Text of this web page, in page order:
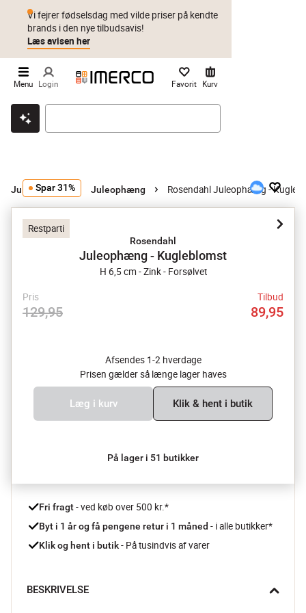
Klik & hent Byt i 1 år Prismatch
Vi fejrer fødselsdag med vilde priser på kendte
brands i den nye tilbudsavis!
Læs avisen her
Menu Login Favorit Kurv
Juletræspynt Juleophæng Rosendahl Juleophæng -
Restparti
Spar 31%
Rosendahl
Juleophæng - Kugleblomst
H 6,5 cm - Zink - Forsølvet
Pris
129,95
Tilbud
89,95
Afsendes 1-2 hverdage
Prisen gælder så længe lager haves
Læg i kurv Klik & hent i butik
På lager i 51 butikker
Fri fragt - ved køb over 500 kr.*
Byt i 1 år og få pengene retur i 1 måned - i alle butikker*
Klik og hent i butik - På tusindvis af varer
BESKRIVELSE